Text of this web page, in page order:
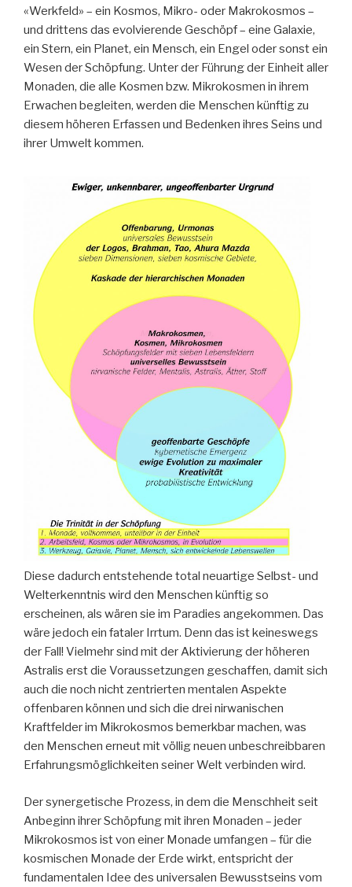
«Werkfeld» – ein Kosmos, Mikro- oder Makrokosmos –
und drittens das evolvierende Geschöpf – eine Galaxie,
ein Stern, ein Planet, ein Mensch, ein Engel oder sonst ein
Wesen der Schöpfung. Unter der Führung der Einheit aller
Monaden, die alle Kosmen bzw. Mikrokosmen in ihrem
Erwachen begleiten, werden die Menschen künftig zu
diesem höheren Erfassen und Bedenken ihres Seins und
ihrer Umwelt kommen.
Diese dadurch entstehende total neuartige Selbst- und
Welterkenntnis wird den Menschen künftig so
erscheinen, als wären sie im Paradies angekommen. Das
wäre jedoch ein fataler Irrtum. Denn das ist keineswegs
der Fall! Vielmehr sind mit der Aktivierung der höheren
Astralis erst die Voraussetzungen geschaffen, damit sich
auch die noch nicht zentrierten mentalen Aspekte
offenbaren können und sich die drei nirwanischen
Kraftfelder im Mikrokosmos bemerkbar machen, was
den Menschen erneut mit völlig neuen unbeschreibbaren
Erfahrungsmöglichkeiten seiner Welt verbinden wird.
Der synergetische Prozess, in dem die Menschheit seit
Anbeginn ihrer Schöpfung mit ihren Monaden – jeder
Mikrokosmos ist von einer Monade umfangen – für die
kosmischen Monade der Erde wirkt, entspricht der
fundamentalen Idee des universalen Bewusstseins vom